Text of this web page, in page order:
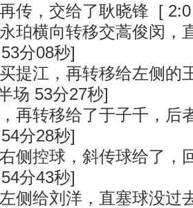
传，交给了耿晓锋 [
珀横向转移交蒿俊闵，
分08秒]
提江，再转移给左侧的
场 53分27秒]
再转移给了于子千，后
分28秒]
侧控球，斜传球给了，
分43秒]
侧给刘洋，直塞球没过